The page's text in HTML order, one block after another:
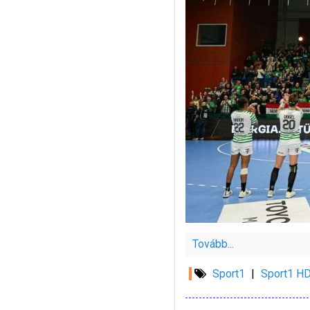
Tovább...
Sport1 | Sport1